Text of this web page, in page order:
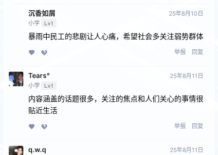
沉香如屑
小学 Lv1
25年8月10日
暴雨中民工的悲剧让人心痛，希望社会多关注弱势群体
举报 回复
Tears°
小学 Lv1
25年8月11日
内容涵盖的话题很多，关注的焦点和人们关心的事情很
贴近生活
举报 回复
q.w.q 25年8月11日